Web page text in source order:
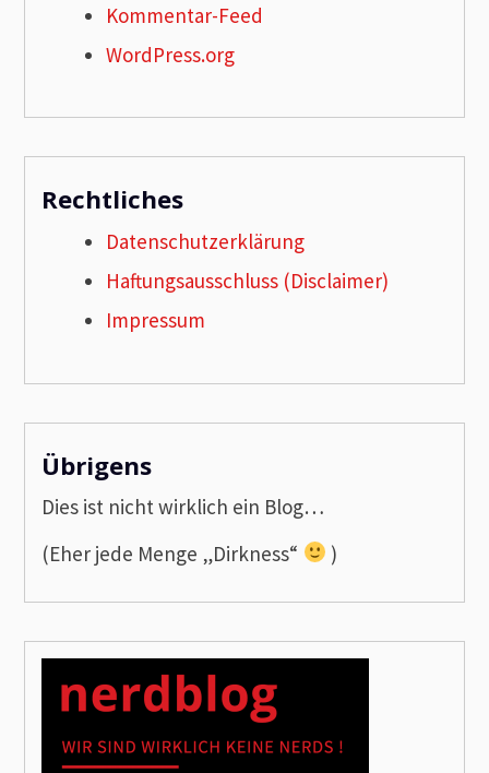
Kommentar-Feed
WordPress.org
Rechtliches
Datenschutzerklärung
Haftungsausschluss (Disclaimer)
Impressum
Übrigens
Dies ist nicht wirklich ein Blog…
(Eher jede Menge „Dirkness“
)